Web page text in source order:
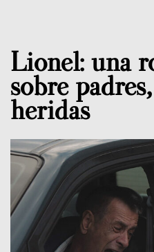
Lionel: una
sobre
heridas